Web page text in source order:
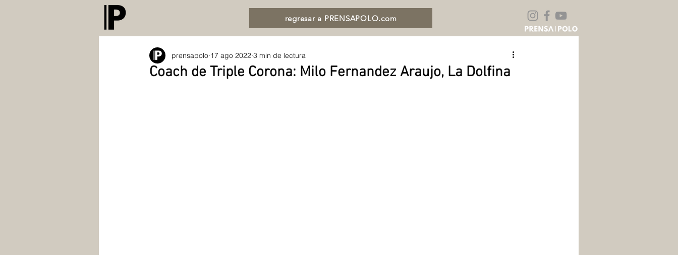
regresar a PRENSAPOLO.com
Coach de Triple Corona: Milo Fernandez Araujo, La Dolfina
prensapolo 17 ago 2022 3 min de lectura